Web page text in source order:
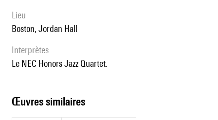
lieu
Boston, Jordan Hall
interprètes
le NEC Honors Jazz Quartet.
œuvres similaires